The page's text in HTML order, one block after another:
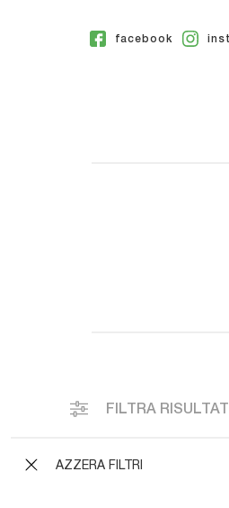
facebook
FILTRA RISULTATI
AZZERA FILTRI